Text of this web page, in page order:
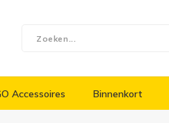
Accessoires Binnenkort